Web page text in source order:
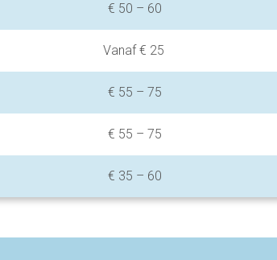
€ 50 – 60
Vanaf € 25
€ 55 – 75
€ 55 – 75
€ 35 – 60